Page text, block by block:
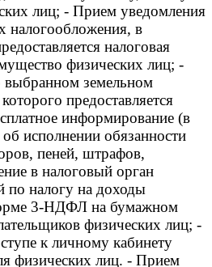
лиц; - Прием уведомления
налогообложения, в
налоговая
физических лиц; -
земельном
предоставляется
информирование (в
исполнении обязанности
пеней, штрафов,
в налоговый орган
по налогу на доходы
3-НДФЛ на бумажном
физических лиц; -
к личному кабинету
физических лиц. - Прием